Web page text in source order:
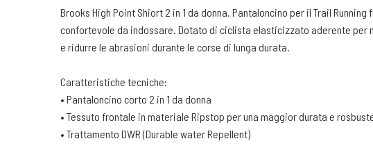
Brooks High Point Shiort 2 in 1 da donna. Pantaloncino per il Trail Running
confortevole da indossare. Dotato di ciclista elasticizzato aderente per
e ridurre le abrasioni durante le corse di lunga durata.
Caratteristiche tecniche:
• Pantaloncino corto 2 in 1 da donna
• Tessuto frontale in materiale Ripstop per una maggior durata e
• Trattamento DWR (Durable water Repellent)